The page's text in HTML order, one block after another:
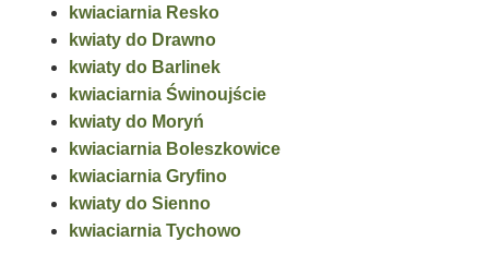
kwiaciarnia Resko
kwiaty do Drawno
kwiaty do Barlinek
kwiaciarnia Świnoujście
kwiaty do Moryń
kwiaciarnia Boleszkowice
kwiaciarnia Gryfino
kwiaty do Sienno
kwiaciarnia Tychowo